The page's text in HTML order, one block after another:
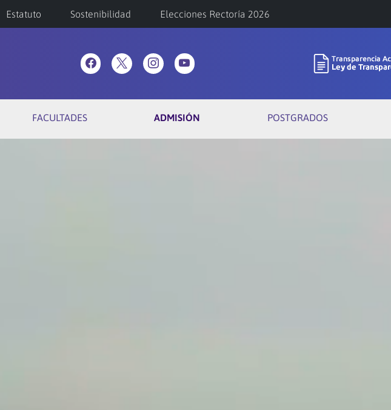
Estatuto Sostenibilidad Elecciones Rectoría 2026
FACULTADES ADMISIÓN POSTGRADOS